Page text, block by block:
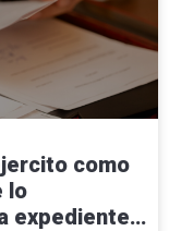
como
lo
expedientes